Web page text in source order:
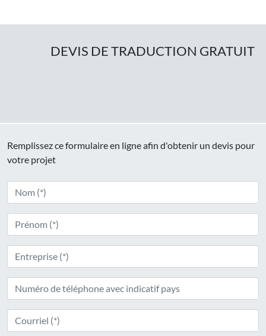
DEVIS DE TRADUCTION GRATUIT
Remplissez ce formulaire en ligne afin d'obtenir un devis pour
votre projet